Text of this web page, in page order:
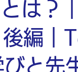
は？
編｜
と先